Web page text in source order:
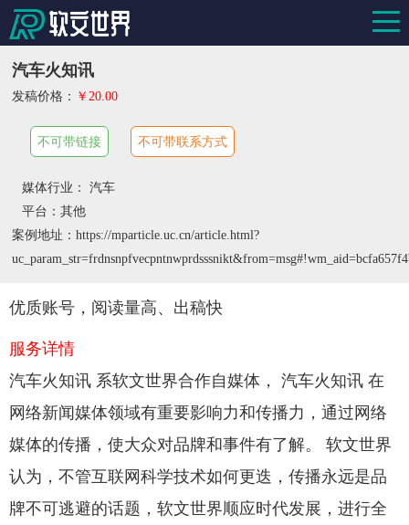
汽车火知讯
发稿价格： ￥20.00
不可带链接 不可带联系方式
媒体行业： 汽车
平台：其他
案例地址：https://mparticle.uc.cn/article.html?
优质账号，阅读量高、出稿快
服务详情
汽车火知讯 系软文世界合作自媒体， 汽车火知讯 在
网络新闻媒体领域有重要影响力和传播力，通过网络
媒体的传播，使大众对品牌和事件有了解。 软文世界
认为，不管互联网科学技术如何更迭，传播永远是品
牌不可逃避的话题，软文世界顺应时代发展，进行全